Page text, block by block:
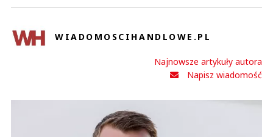
WIADOMOSCIHANDLOWE.PL
Najnowsze artykuły autora
Napisz wiadomość